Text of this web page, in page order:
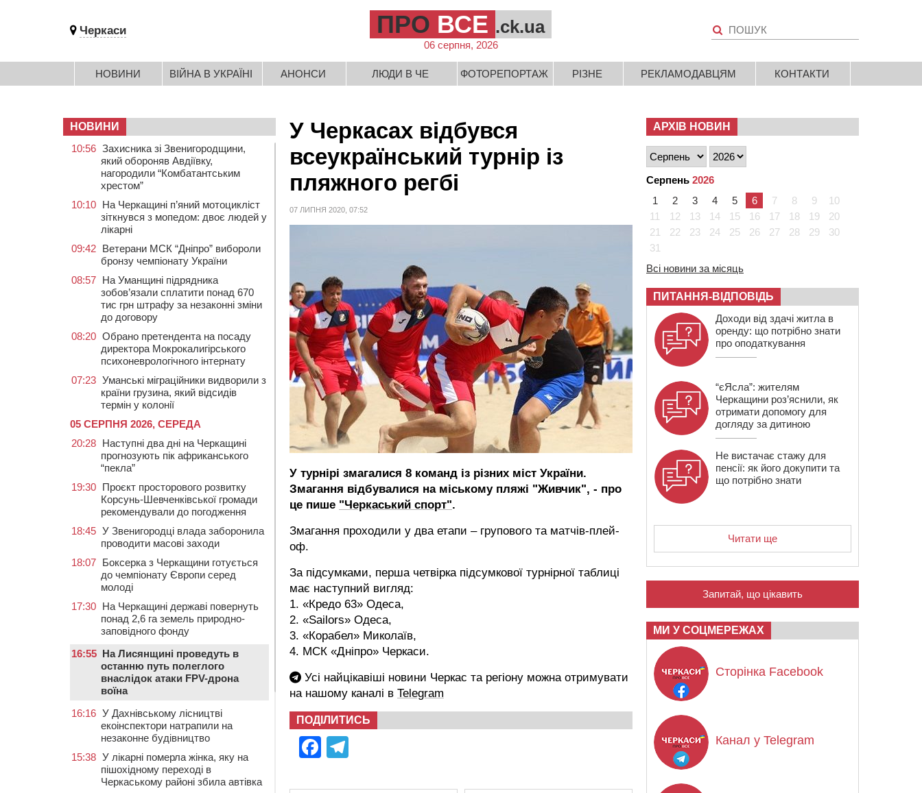
Черкаси ПРО ВСЕ .ck.ua
06 серпня, 2026
НОВИНИ ВІЙНА В УКРАЇНІ АНОНСИ ЛЮДИ В ЧЕ ФОТОРЕПОРТАЖ РІЗНЕ РЕКЛАМОДАВЦЯМ КОНТАКТИ
У Черкасах відбувся
всеукраїнський турнір із
пляжного регбі
07 ЛИПНЯ 2020, 07:52
У турнірі змагалися 8 команд із різних міст України.
Змагання відбувалися на міському пляжі "Живчик", - про
це пише "Черкаський спорт".
Змагання проходили у два етапи – групового та матчів-плей-
оф.
За підсумками, перша четвірка підсумкової турнірної таблиці
має наступний вигляд:
1. «Кредо 63» Одеса,
2. «Sailors» Одеса,
3. «Корабел» Миколаїв,
4. МСК «Дніпро» Черкаси.
Усі найцікавіші новини Черкас та регіону можна отримувати
на нашому каналі в Telegram
ПОДІЛИТИСЬ
Facebook
НОВИНИ
10:56 Захисника зі Звенигородщини,
який обороняв Авдіївку,
нагородили “Комбатантським
хрестом”
10:10 На Черкащині п’яний мотоцикліст
зіткнувся з мопедом: двоє людей у
лікарні
09:42 Ветерани МСК “Дніпро” вибороли
бронзу чемпіонату України
08:57 На Уманщині підрядника
зобов’язали сплатити понад 670
тис грн штрафу за незаконні зміни
до договору
08:20 Обрано претендента на посаду
директора Мокрокалигірського
психоневрологічного інтернату
07:23 Уманські міграційники видворили з
країни грузина, який відсидів
термін у колонії
05 СЕРПНЯ 2026, СЕРЕДА
20:28 Наступні два дні на Черкащині
прогнозують пік африканського
“пекла”
19:30 Проєкт просторового розвитку
Корсунь-Шевченківської громади
рекомендували до погодження
18:45 У Звенигородці влада заборонила
проводити масові заходи
18:07 Боксерка з Черкащини готується
до чемпіонату Європи серед
молоді
17:30 На Черкащині державі повернуть
понад 2,6 га земель природно-
заповідного фонду
16:55 На Лисянщині проведуть в
останню путь полеглого
внаслідок атаки FPV-дрона
воїна
16:16 У Дахнівському лісництві
екоінспектори натрапили на
незаконне будівництво
15:38 У лікарні померла жінка, яку на
пішохідному переході в
Черкаському районі збила автівка
АРХІВ НОВИН
Серпень 2026
1
2 3 4 5 6 7 8 9
10
11
12 13 14 15 16 17 18 19
20
21
22 23 24 25 26 27 28 29
30
31
Всі новини за місяць
ПИТАННЯ-ВІДПОВІДЬ
Доходи від здачі житла в
оренду: що потрібно знати
про оподаткування
“єЯсла”: жителям
Черкащини роз’яснили, як
отримати допомогу для
догляду за дитиною
Не вистачає стажу для
пенсії: як його докупити та
що потрібно знати
Читати ще
Запитай, що цікавить
МИ У СОЦМЕРЕЖАХ
Сторінка Facebook
Канал у Telegram